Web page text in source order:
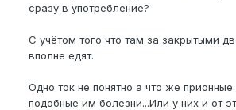
сразу в употребление?
С учётом того что там за закрытыми
вполне едят.
Одно ток не понятно а что же прионные
подобные им болезни...Или у них и от